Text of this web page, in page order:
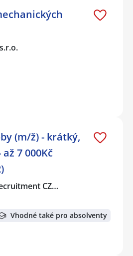
(m/ž) - krátký,
7 000Kč
CZ…
Vhodné také pro absolventy